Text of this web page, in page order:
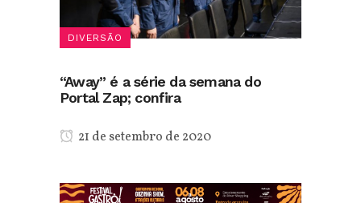
DIVERSÃO
“Away” é a série da semana do
Portal Zap; confira
21 de setembro de 2020